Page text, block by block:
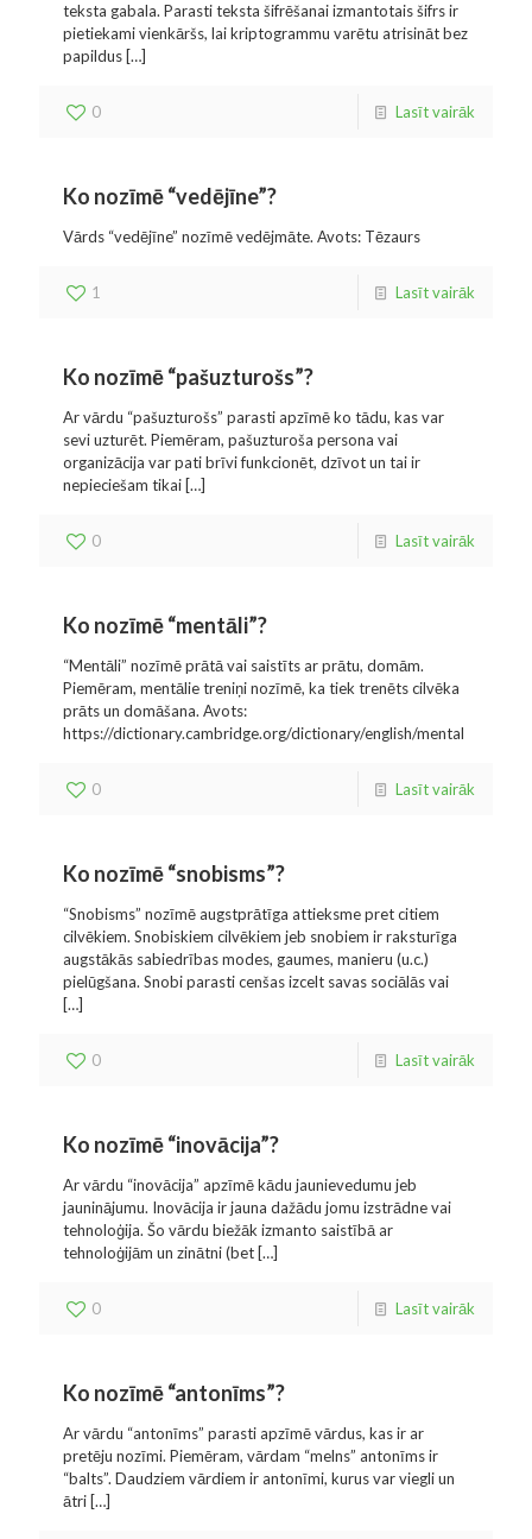
teksta gabala. Parasti teksta šifrēšanai izmantotais šifrs ir
pietiekami vienkāršs, lai kriptogrammu varētu atrisināt bez
papildus […]
0 Lasīt vairāk
Ko nozīmē “vedējīne”?
Vārds “vedējīne” nozīmē vedējmāte. Avots: Tēzaurs
1 Lasīt vairāk
Ko nozīmē “pašuzturošs”?
Ar vārdu “pašuzturošs” parasti apzīmē ko tādu, kas var
sevi uzturēt. Piemēram, pašuzturoša persona vai
organizācija var pati brīvi funkcionēt, dzīvot un tai ir
nepieciešam tikai […]
0 Lasīt vairāk
Ko nozīmē “mentāli”?
“Mentāli” nozīmē prātā vai saistīts ar prātu, domām.
Piemēram, mentālie treniņi nozīmē, ka tiek trenēts cilvēka
prāts un domāšana. Avots:
https://dictionary.cambridge.org/dictionary/english/mental
0 Lasīt vairāk
Ko nozīmē “snobisms”?
“Snobisms” nozīmē augstprātīga attieksme pret citiem
cilvēkiem. Snobiskiem cilvēkiem jeb snobiem ir raksturīga
augstākās sabiedrības modes, gaumes, manieru (u.c.)
pielūgšana. Snobi parasti cenšas izcelt savas sociālās vai
[…]
0 Lasīt vairāk
Ko nozīmē “inovācija”?
Ar vārdu “inovācija” apzīmē kādu jaunievedumu jeb
jauninājumu. Inovācija ir jauna dažādu jomu izstrādne vai
tehnoloģija. Šo vārdu biežāk izmanto saistībā ar
tehnoloģijām un zinātni (bet […]
0 Lasīt vairāk
Ko nozīmē “antonīms”?
Ar vārdu “antonīms” parasti apzīmē vārdus, kas ir ar
pretēju nozīmi. Piemēram, vārdam “melns” antonīms ir
“balts”. Daudziem vārdiem ir antonīmi, kurus var viegli un
ātri […]